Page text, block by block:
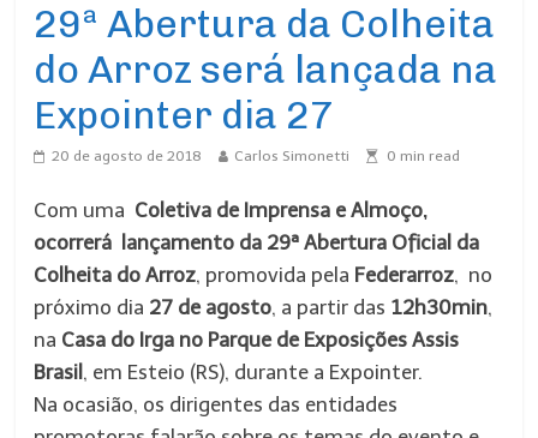
29ª Abertura da Colheita
do Arroz será lançada na
Expointer dia 27
20 de agosto de 2018 Carlos Simonetti 0 min read
Com uma Coletiva de Imprensa e Almoço,
ocorrerá
lançamento da 29ª Abertura Oficial da
Colheita do Arroz, promovida pela Federarroz, no
próximo dia 27 de agosto, a partir das 12h30min,
na Casa do Irga no Parque de Exposições Assis
Brasil , em Esteio (RS), durante a Expointer.
Na ocasião, os dirigentes das entidades